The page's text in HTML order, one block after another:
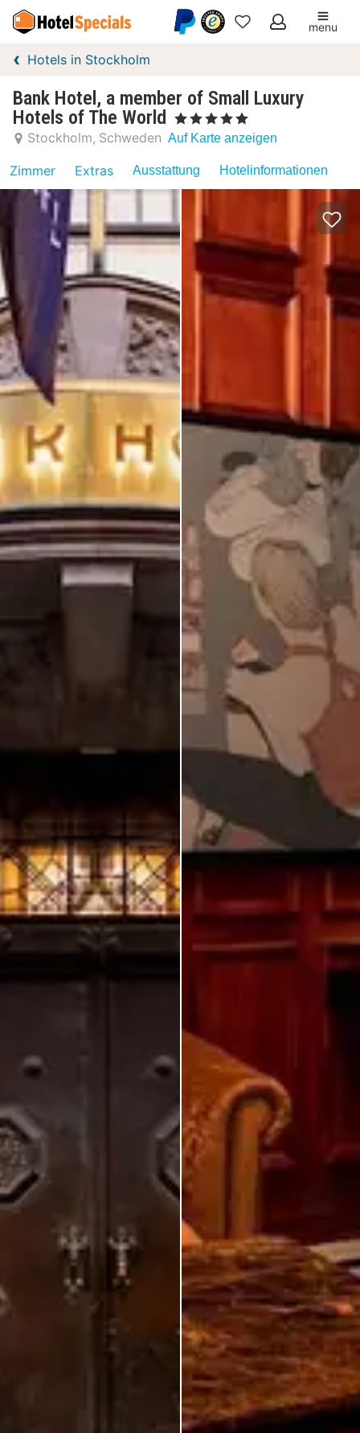
Meine
menu
Hotels in Stockholm
Bank Hotel, a member of Small Luxury
Hotels of The World
, 5 Sterne
Stockholm Schweden Auf Karte anzeigen
Zimmer Extras Ausstattung Hotelinformationen